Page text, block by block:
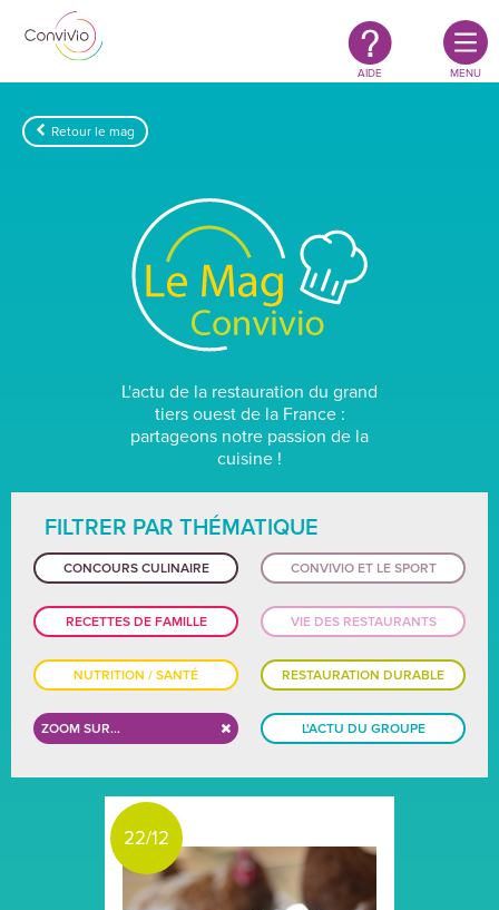
Aller au contenu principal
Restauration
authentique
responsable
AIDE MENU
Retour le mag
Le
Mag
Convivion
L'actu de la restauration du grand
tiers ouest de la France :
partageons notre passion de la
cuisine !
FILTRER PAR THÉMATIQUE
CONCOURS CULINAIRE CONVIVIO ET LE SPORT
RECETTES DE FAMILLE VIE DES RESTAURANTS
NUTRITION / SANTÉ RESTAURATION DURABLE
ZOOM SUR... L'ACTU DU GROUPE
22/12